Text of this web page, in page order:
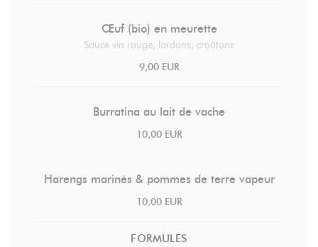
Œuf (bio) en meurette
Sauce vin rouge, lardons, croûtons
9,00 EUR
Burratina au lait de vache
10,00 EUR
Harengs marinés & pommes de terre vapeur
10,00 EUR
FORMULES